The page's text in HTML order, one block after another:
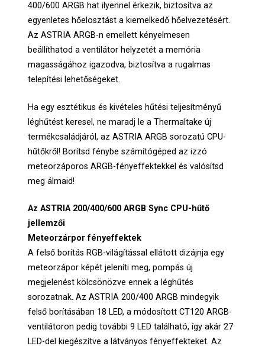
400/600 ARGB hat ilyennel érkezik, biztosítva az
egyenletes hőelosztást a kiemelkedő hőelvezetésért.
Az ASTRIA ARGB-n emellett kényelmesen
beállíthatod a ventilátor helyzetét a memória
magasságához igazodva, biztosítva a rugalmas
telepítési lehetőségeket.
Ha egy esztétikus és kivételes hűtési teljesítményű
léghűtést keresel, ne maradj le a Thermaltake új
termékcsaládjáról, az ASTRIA ARGB sorozatú CPU-
hűtőkről! Borítsd fénybe számítógéped az izzó
meteorzáporos ARGB-fényeffektekkel és valósítsd
meg álmaid!
Az ASTRIA 200/400/600 ARGB Sync CPU-hűtő
jellemzői
Meteorzárpor fényeffektek
A felső borítás RGB-világítással ellátott dizájnja egy
meteorzápor képét jeleníti meg, pompás új
megjelenést kölcsönözve ennek a léghűtés
sorozatnak. Az ASTRIA 200/400 ARGB mindegyik
felső borításában 18 LED, a módosított CT120 ARGB-
ventilátoron pedig további 9 LED található, így akár 27
LED-del kiegészítve a látványos fényeffekteket. Az